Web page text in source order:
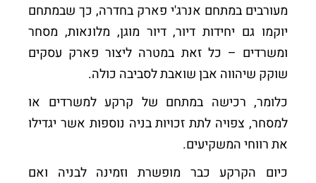
מעורבים במתחם אנרג'י פארק בחדרה, כך שבמתחם
יוקמו גם יחידות דיור, דיור מוגן, מלונאות, מסחר
ומשרדים – כל זאת במטרה ליצור פארק עסקים
שוקק שיהווה אבן שואבת לסביבה כולה.
כלומר, רכישה במתחם של קרקע למשרדים או
למסחר, צפויה לתת זכויות בניה נוספות אשר יגדילו
את רווחי המשקיעים.
כיום הקרקע כבר מופשרת וזמינה לבניה ואם